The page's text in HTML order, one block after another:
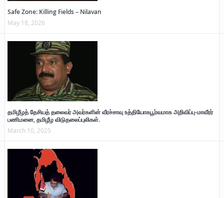
Safe Zone: Killing Fields – Nilavan
May 18, 2026
தமிழீழத் தேசியத் தலைவர் அவர்களின் வீரச்சாவு உத்தியோகபூர்வமாக அறிவிப்பு-மாவீரர்
பணிமனை, தமிழீழ விடுதலைப்புலிகள்.
March 10, 2025